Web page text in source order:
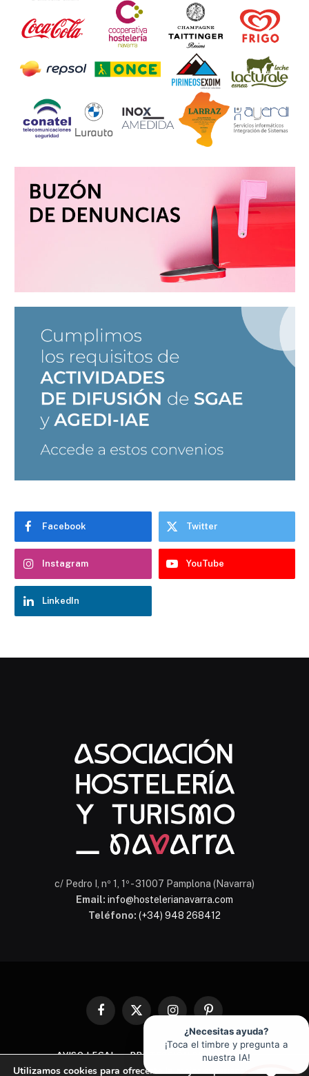
Facebook Twitter
Instagram YouTube
LinkedIn
¿Necesitas ayuda?
¡Toca el timbre y pregunta a
nuestra IA!
Chatbot Hostelería Navarra
En línea
c/ Pedro I, nº 1, 1º - 31007 Pamplona (Navarra)
Email: info@hostelerianavarra.com
Teléfono: (+34) 948 268412
Facebook
X
(Twitter)
InstagramPinterest
AVISO LEGAL PROTECCIÓN DE DATOS
Utilizamos cookies para ofrecerte la mejor experiencia en